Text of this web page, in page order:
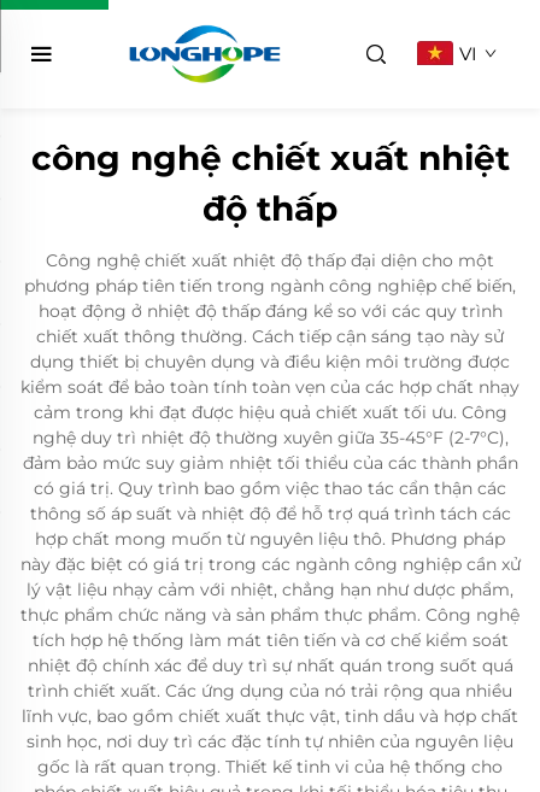
VI
công nghệ chiết xuất nhiệt
độ thấp
Công nghệ chiết xuất nhiệt độ thấp đại diện cho một
phương pháp tiên tiến trong ngành công nghiệp chế biến,
hoạt động ở nhiệt độ thấp đáng kể so với các quy trình
chiết xuất thông thường. Cách tiếp cận sáng tạo này sử
dụng thiết bị chuyên dụng và điều kiện môi trường được
kiểm soát để bảo toàn tính toàn vẹn của các hợp chất nhạy
cảm trong khi đạt được hiệu quả chiết xuất tối ưu. Công
nghệ duy trì nhiệt độ thường xuyên giữa 35-45°F (2-7°C),
đảm bảo mức suy giảm nhiệt tối thiểu của các thành phần
có giá trị. Quy trình bao gồm việc thao tác cẩn thận các
thông số áp suất và nhiệt độ để hỗ trợ quá trình tách các
hợp chất mong muốn từ nguyên liệu thô. Phương pháp
này đặc biệt có giá trị trong các ngành công nghiệp cần xử
lý vật liệu nhạy cảm với nhiệt, chẳng hạn như dược phẩm,
thực phẩm chức năng và sản phẩm thực phẩm. Công nghệ
tích hợp hệ thống làm mát tiên tiến và cơ chế kiểm soát
nhiệt độ chính xác để duy trì sự nhất quán trong suốt quá
trình chiết xuất. Các ứng dụng của nó trải rộng qua nhiều
lĩnh vực, bao gồm chiết xuất thực vật, tinh dầu và hợp chất
sinh học, nơi duy trì các đặc tính tự nhiên của nguyên liệu
gốc là rất quan trọng. Thiết kế tinh vi của hệ thống cho